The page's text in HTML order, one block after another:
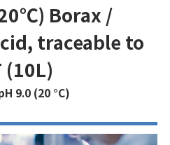
Borax /
traceable to
(10L)
9.0 (20 °C)